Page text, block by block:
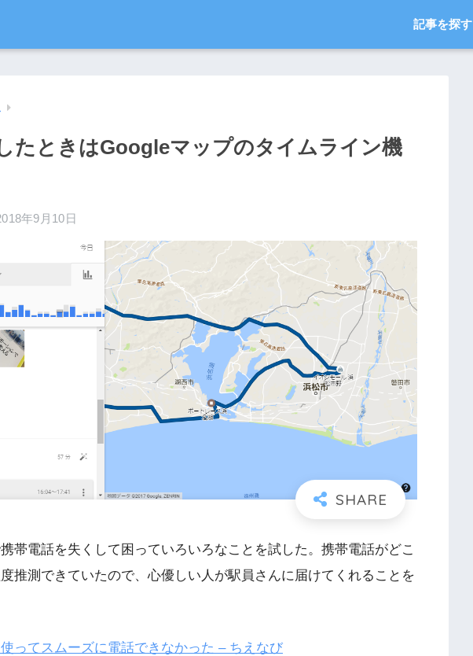
記事を探す
たときはGoogleマップのタイムライン機
年9月10日
帯電話を失くして困っていろいろなことを試した。携帯電話がどこ
推測できていたので、心優しい人が駅員さんに届けてくれることを
ってスムーズに電話できなかった – ちえなび